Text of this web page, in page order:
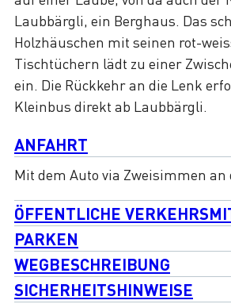
Laubbärgli, ein Berghaus. Das
Holzhäuschen mit seinen rot-
Tischtüchern lädt zu einer
ein. Die Rückkehr an die Lenk
Kleinbus direkt ab Laubbärgli.
ANFAHRT
Mit dem Auto via Zweisimmen an
ÖFFENTLICHE
PARKEN
WEGBESCHREIBUNG
SICHERHEITSHINWEISE